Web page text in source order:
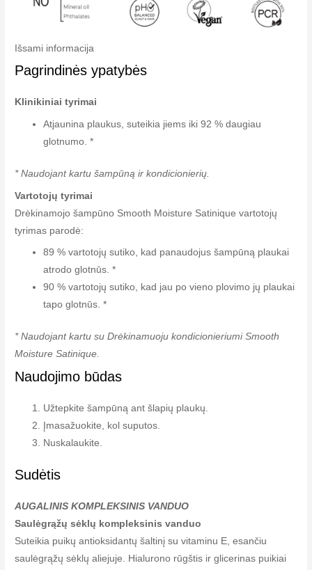
Išsami informacija
Pagrindinės ypatybės
Klinikiniai tyrimai
Atjaunina plaukus, suteikia jiems iki 92 % daugiau
glotnumo. *
* Naudojant kartu šampūną ir kondicionierių.
Vartotojų tyrimai
Drėkinamojo šampūno Smooth Moisture Satinique vartotojų
tyrimas parodė:
89 % vartotojų sutiko, kad panaudojus šampūną plaukai
atrodo glotnūs. *
90 % vartotojų sutiko, kad jau po vieno plovimo jų plaukai
tapo glotnūs. *
* Naudojant kartu su Drėkinamuoju kondicionieriumi Smooth
Moisture Satinique.
Naudojimo būdas
Užtepkite šampūną ant šlapių plaukų.
Įmasažuokite, kol suputos.
Nuskalaukite.
Sudėtis
AUGALINIS KOMPLEKSINIS VANDUO
Saulėgrąžų sėklų kompleksinis vanduo
Suteikia puikų antioksidantų šaltinį su vitaminu E, esančiu
saulėgrąžų sėklų aliejuje. Hialurono rūgštis ir glicerinas puikiai